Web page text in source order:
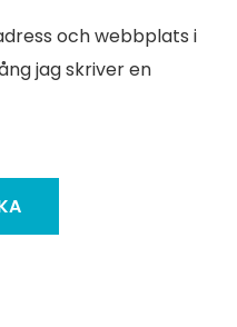
och webbplats i
jag skriver en